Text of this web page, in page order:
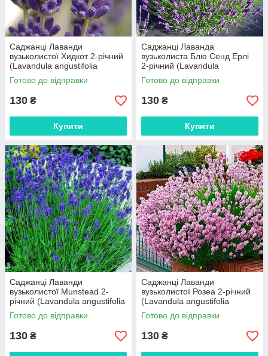
Саджанці Лаванди
вузьколистої Хидкот 2-річний
(Lavandula angustifolia
Hidcote)
Готово до відправки
130 ₴
Купити
Саджанці Лаванда
вузьколиста Блю Сенд Ерлі
2-річний (Lavandula
angustifolia Blue Scent Early)
Готово до відправки
130 ₴
Купити
Саджанці Лаванди
вузьколистої Munstead 2-
річний (Lavandula angustifolia
Munstead)
Готово до відправки
130 ₴
Саджанці Лаванди
вузьколистої Розеа 2-річний
(Lavandula angustifolia
Rosea)
Готово до відправки
130 ₴